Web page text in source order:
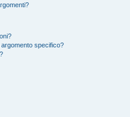
specifico?